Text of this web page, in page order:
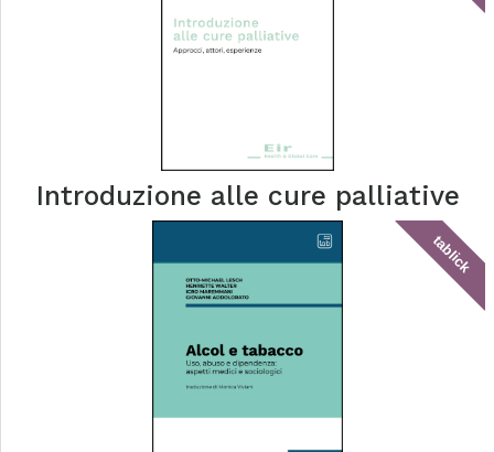
Introduzione alle cure palliative
tablick